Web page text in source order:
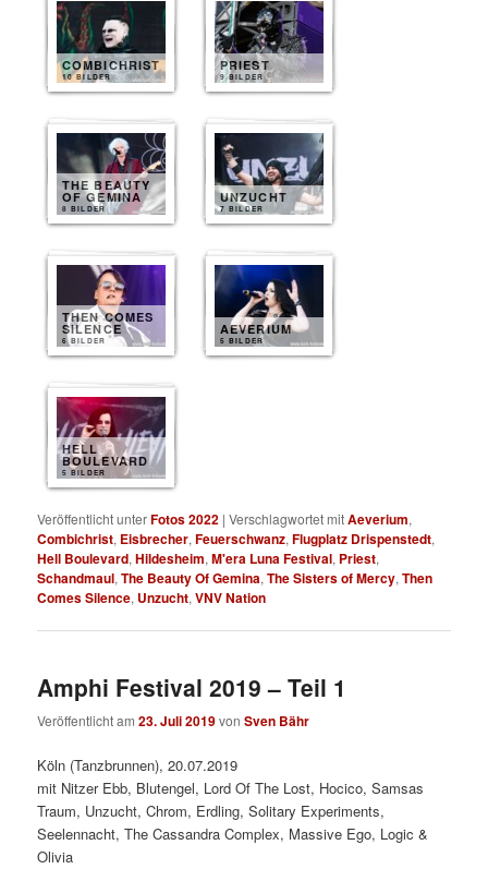
COMBICHRIST
10 BILDER
PRIEST
9 BILDER
THE BEAUTY
OF GEMINA
8 BILDER
UNZUCHT
7 BILDER
THEN COMES
SILENCE
6 BILDER
AEVERIUM
5 BILDER
HELL
BOULEVARD
5 BILDER
Veröffentlicht unterFotos 2022 |Verschlagwortet mitAeverium,
Combichrist, Eisbrecher,Feuerschwanz,Flugplatz Drispenstedt,
Hell Boulevard,Hildesheim,M'era Luna Festival, Priest,
Schandmaul,The Beauty Of Gemina,The Sisters of Mercy,Then
Comes Silence, Unzucht,VNV Nation
Amphi Festival 2019 – Teil 1
Veröffentlicht am23. Juli 2019vonSven Bähr
Köln (Tanzbrunnen), 20.07.2019
mit Nitzer Ebb, Blutengel, Lord Of The Lost, Hocico, Samsas
Traum, Unzucht, Chrom, Erdling, Solitary Experiments,
Seelennacht, The Cassandra Complex, Massive Ego, Logic &
Olivia